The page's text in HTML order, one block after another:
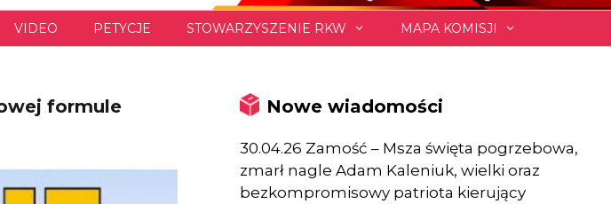
VIDEO PETYCJE STOWARZYSZENIE RKW MAPA KOMISJI
formule Nowe wiadomości
30.04.26 Zamość – Msza święta pogrzebowa,
zmarł nagle Adam Kaleniuk, wielki oraz
bezkompromisowy patriota kierujący